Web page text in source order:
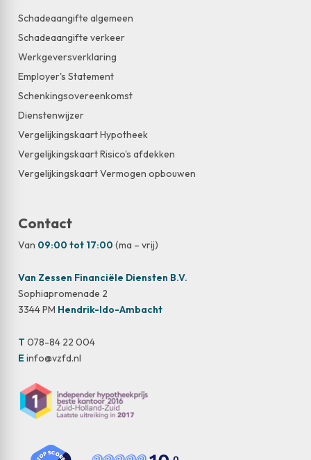
Schadeaangifte algemeen
Schadeaangifte verkeer
Werkgeversverklaring
Employer's Statement
Schenkingsovereenkomst
Dienstenwijzer
Vergelijkingskaart Hypotheek
Vergelijkingskaart Risico's afdekken
Vergelijkingskaart Vermogen opbouwen
Contact
Van 09:00 tot 17:00 (ma – vrij)
Van Zessen Financiële Diensten B.V.
Sophiapromenade 2
3344 PM Hendrik-Ido-Ambacht
T 078-84 22 004
E info@vzfd.nl